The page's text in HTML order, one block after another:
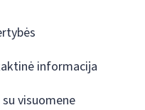
informacija
visuomene